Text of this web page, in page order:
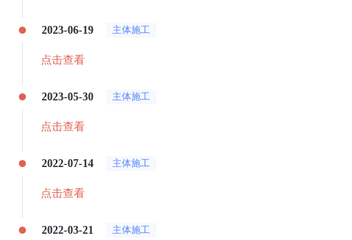
2023-06-19 主体施工
点击查看
2023-05-30 主体施工
点击查看
2022-07-14 主体施工
点击查看
2022-03-21 主体施工